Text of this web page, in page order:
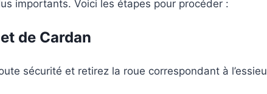
importants. Voici les étapes pour procéder :
de Cardan
sécurité et retirez la roue correspondant à l’essieu